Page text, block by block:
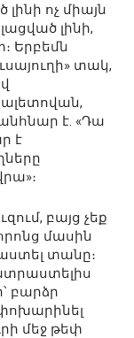
ոչ միայն
լինի,
Երբեմն
տակ,
է. «Դա
է
բայց չեք
մասին
տանը։
բարձր
մեջ թեփ